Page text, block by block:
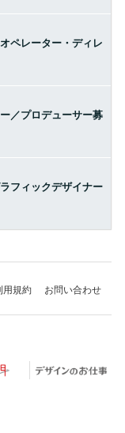
ペレーター・ディレ
／プロデューサー募
フィックデザイナー
用規約 お問い合わせ